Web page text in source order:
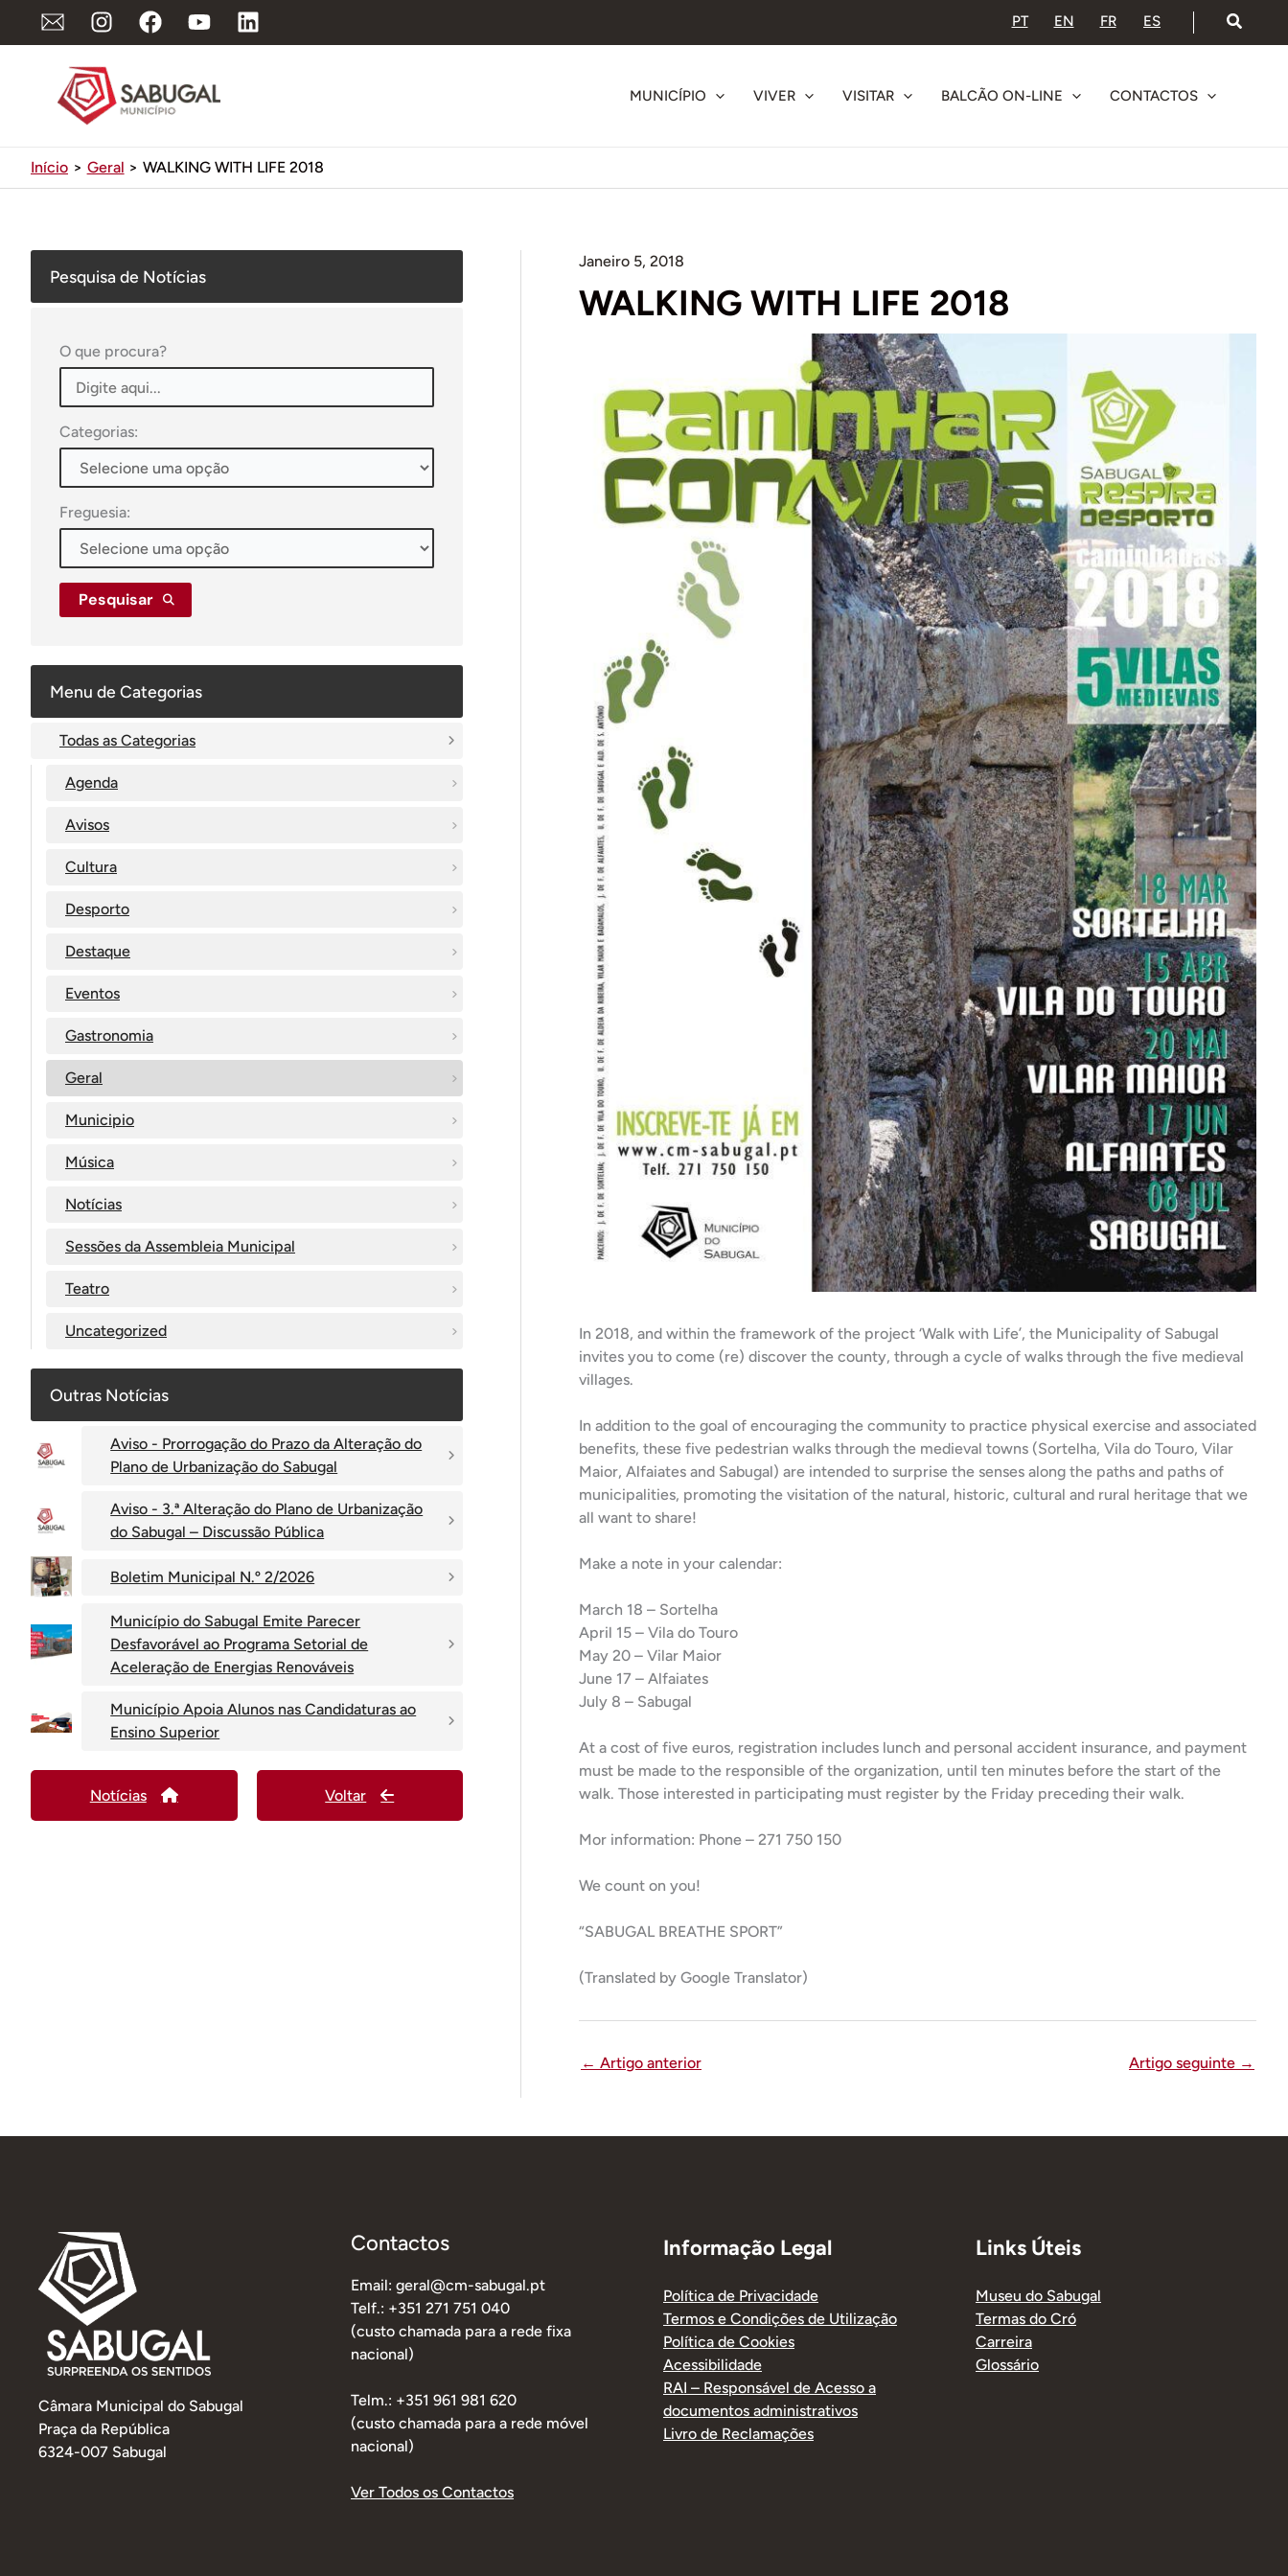
PT EN FR ES
MUNICÍPIO VIVER VISITAR BALCÃO ON-LINE CONTACTOS
Início Geral WALKING WITH LIFE 2018
Pesquisa de Notícias
O que procura?
Categorias:
Freguesia:
Pesquisar
Menu de Categorias
Todas as Categorias
Agenda
Avisos
Cultura
Desporto
Destaque
Eventos
Gastronomia
Geral
Municipio
Música
Notícias
Sessões da Assembleia Municipal
Teatro
Uncategorized
Outras Notícias
Aviso - Prorrogação do Prazo da Alteração do
Plano de Urbanização do Sabugal
Aviso - 3.ª Alteração do Plano de Urbanização
do Sabugal – Discussão Pública
Boletim Municipal N.º 2/2026
Município do Sabugal Emite Parecer
Desfavorável ao Programa Setorial de
Aceleração de Energias Renováveis
Município Apoia Alunos nas Candidaturas ao
Ensino Superior
Notícias Voltar
Janeiro 5, 2018
WALKING WITH LIFE 2018
In 2018, and within the framework of the project ‘Walk with Life’, the Municipality of Sabugal
invites you to come (re) discover the county, through a cycle of walks through the five medieval
villages.
In addition to the goal of encouraging the community to practice physical exercise and associated
benefits, these five pedestrian walks through the medieval towns (Sortelha, Vila do Touro, Vilar
Maior, Alfaiates and Sabugal) are intended to surprise the senses along the paths and paths of
municipalities, promoting the visitation of the natural, historic, cultural and rural heritage that we
all want to share!
Make a note in your calendar:
March 18 – Sortelha
April 15 – Vila do Touro
May 20 – Vilar Maior
June 17 – Alfaiates
July 8 – Sabugal
At a cost of five euros, registration includes lunch and personal accident insurance, and payment
must be made to the responsible of the organization, until ten minutes before the start of the
walk. Those interested in participating must register by the Friday preceding their walk.
Mor information: Phone – 271 750 150
We count on you!
“SABUGAL BREATHE SPORT”
(Translated by Google Translator)
← Artigo anterior Artigo seguinte →
Câmara Municipal do Sabugal
Praça da República
6324-007 Sabugal
Contactos
Email: geral@cm-sabugal.pt
Telf.: +351 271 751 040
(custo chamada para a rede fixa
nacional)
Telm.: +351 961 981 620
(custo chamada para a rede móvel
nacional)
Ver Todos os Contactos
Informação Legal
Política de Privacidade
Termos e Condições de Utilização
Política de Cookies
Acessibilidade
RAI – Responsável de Acesso a
documentos administrativos
Livro de Reclamações
Links Úteis
Museu do Sabugal
Termas do Cró
Carreira
Glossário